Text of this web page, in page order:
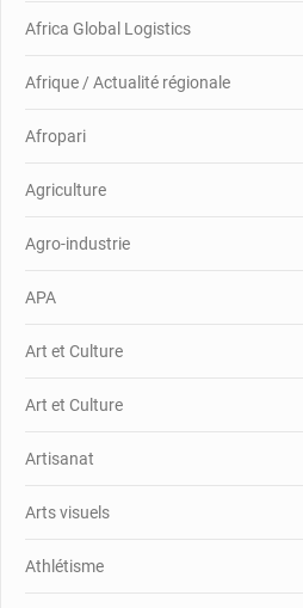
Africa Global Logistics
Afrique / Actualité régionale
Afropari
Agriculture
Agro-industrie
APA
Art et Culture
Art et Culture
Artisanat
Arts visuels
Athlétisme